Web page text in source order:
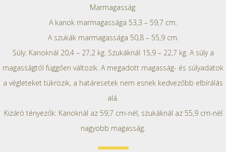
Marmagasság:
A kanok marmagassága 53,3 – 59,7 cm.
A szukák marmagassága 50,8 – 55,9 cm.
Súly: Kanoknál 20,4 – 27,2 kg. Szukáknál 15,9 – 22,7 kg. A súly a
magasságtól függően változik. A megadott magasság- és súlyadatok
a végleteket tükrözik, a határesetek nem esnek kedvezőbb elbírálás
alá.
Kizáró tényezők: Kanoknál az 59,7 cm-nél, szukáknál az 55,9 cm-nél
nagyobb magasság.